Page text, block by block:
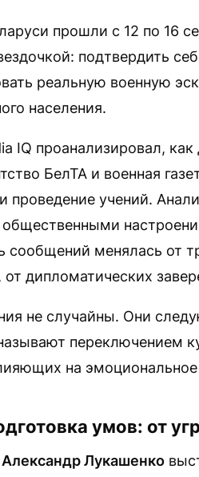
прошли с 12 по 16
подтвердить
реальную военную
населения.
IQ проанализировал,
БелТА и военная
проведение учений.
общественными
сообщений менялась от
от дипломатических
не случайны. Они
переключением
на эмоциональное
умов: от
Александр Лукашенко